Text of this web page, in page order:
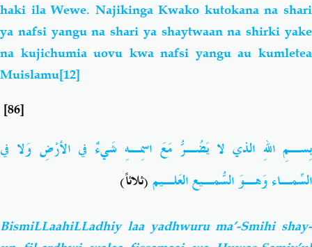
haki ila Wewe. Najikinga Kwako kutokana na shari
ya nafsi yangu na shari ya shaytwaanna shirki yake
na kujichumia uovu kwa nafsi yangu au kumletea
Muislamu[12]
[86]
بِسـمِ اللهِ الذي لا يَضُـرُّ مَعَ اسمِـهِ شَيءٌ في الأرْضِ وَلا في
السّمـاءِ وَهـوَ السّمـيعُ العَلـيم(ثلاثاً)
BismiLLaahiLLadhiy laa yadhwuru ma’-Smihi shay-